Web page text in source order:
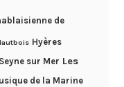
de
Hyères
sur Mer Les
de la Marine